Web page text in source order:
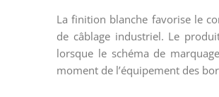
La finition blanche favorise le
de câblage industriel. Le
lorsque le schéma de
moment de l’équipement des